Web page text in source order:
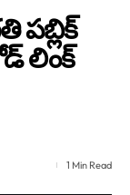
పబ్లిక్‌
లింక్‌
1 Min Read